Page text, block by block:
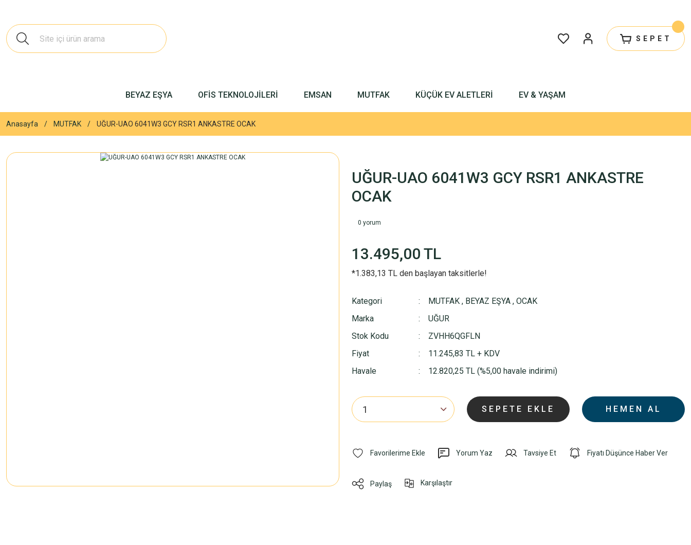
SEPET
BEYAZ EŞYA OFİS TEKNOLOJİLERİ EMSAN MUTFAK KÜÇÜK EV ALETLERİ EV & YAŞAM
Anasayfa MUTFAK UĞUR-UAO 6041W3 GCY RSR1 ANKASTRE OCAK
UĞUR-UAO 6041W3 GCY RSR1 ANKASTRE
OCAK
0 yorum
13.495,00 TL
*1.383,13 TL den başlayan taksitlerle!
Kategori MUTFAK , BEYAZ EŞYA , OCAK
Marka
UĞUR
Stok Kodu
ZVHH6QGFLN
Fiyat
11.245,83 TL + KDV
Havale
12.820,25 TL (%5,00 havale indirimi)
SEPETE EKLE HEMEN AL
Yorum Yaz Tavsiye Et Fiyatı Düşünce Haber Ver
Paylaş Karşılaştır